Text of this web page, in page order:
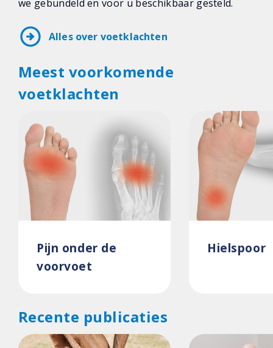
we gebundeld en voor u beschikbaar gesteld.
arrow_circle_right Alles over voetklachten
Meest voorkomende
voetklachten
Pijn onder de
voorvoet
Hielspoor
Recente publicaties